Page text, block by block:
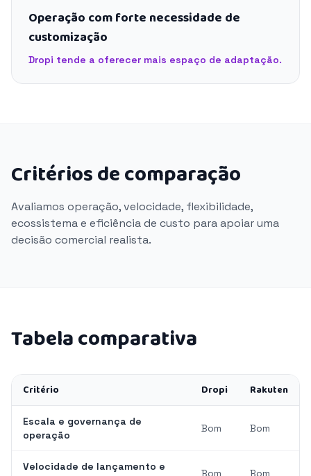
Operação com forte necessidade de
customização
Dropi tende a oferecer mais espaço de adaptação.
Critérios de comparação
Avaliamos operação, velocidade, flexibilidade,
ecossistema e eficiência de custo para apoiar uma
decisão comercial realista.
Tabela comparativa
Critério Dropi Rakuten
Escala e governança de
operação
Bom Bom
Velocidade de lançamento e
Bom Bom